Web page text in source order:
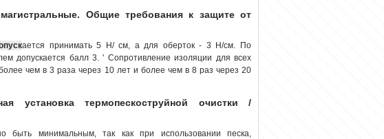
Общие требования к защите от
ается принимать 5 Н/ см, а для оберток - 3 Н/см. По
допускается балл 3. ' Сопротивление изоляции для всех
чем в 3 раза через 10 лет и более чем в 8 раз через 20
установка термопескоструйной очистки /
быть минимальным, так как при использовании песка,